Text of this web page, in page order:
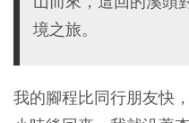
境之旅。
我的腳程比同行朋友快